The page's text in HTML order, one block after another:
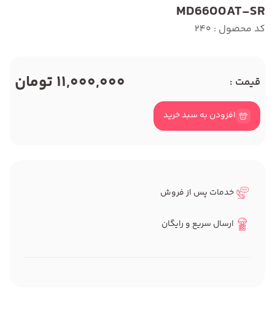
MD6600AT-SR
کد محصول : 240
قیمت : 11,000,000 تومان
افزودن به سبد خرید
خدمات پس از فروش
ارسال سریع و رایگان